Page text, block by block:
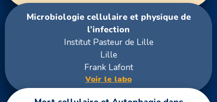
Microbiologie cellulaire et physique de
l’infection
Institut Pasteur de Lille
Lille
Frank Lafont
Voir le labo